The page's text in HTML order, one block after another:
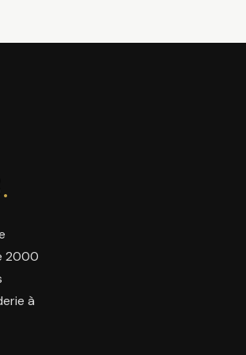
.
2000
à